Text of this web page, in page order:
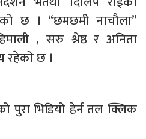
छ । “छमछमी नाचौला”
, सरु श्रेष्ठ र अनिता
रहेको छ ।
पुरा भिडियो हेर्न तल क्लिक